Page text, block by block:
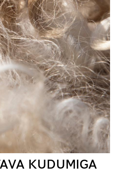
KUDUMIGA